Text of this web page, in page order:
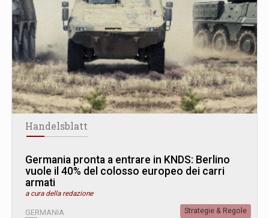
Handelsblatt
Germania pronta a entrare in KNDS: Berlino
vuole il 40% del colosso europeo dei carri
armati
a cura della redazione
GERMANIA Strategie & Regole